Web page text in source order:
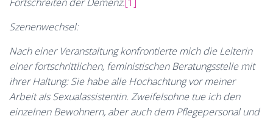
Szenenwechsel:
Nach einer Veranstaltung konfrontierte mich die Leiterin
einer fortschrittlichen, feministischen Beratungsstelle mit
ihrer Haltung: Sie habe alle Hochachtung vor meiner
Arbeit als Sexualassistentin. Zweifelsohne tue ich den
einzelnen Bewohnern, aber auch dem Pflegepersonal und